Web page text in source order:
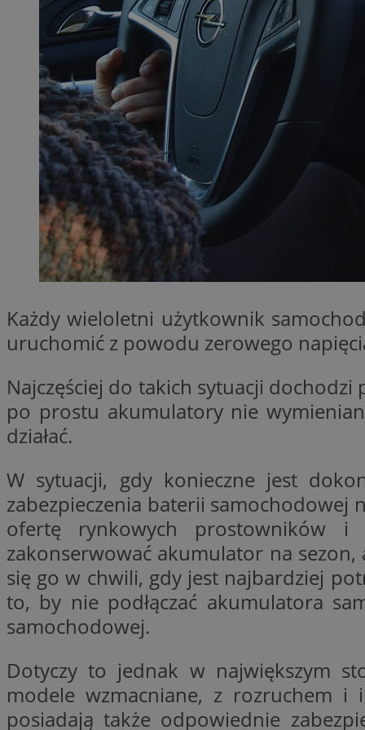
Każdy wieloletni użytkownik
uruchomić z powodu zerowego
Najczęściej do takich sytuacji
po prostu akumulatory nie
działać.
W sytuacji, gdy konieczne jest
zabezpieczenia baterii samochodowej
ofertę rynkowych prostowników i
zakonserwować akumulator na sezon,
się go w chwili, gdy jest najbardziej
to, by nie podłączać akumulatora
samochodowej.
Dotyczy to jednak w największym
modele wzmacniane, z rozruchem i
posiadają także odpowiednie
QeSessID
MvSessID
SessID
CookieScriptConsent
INGRESSCOOKIE
li_gc
Nazwa
VP
_clck
_clsk
Nazwa
pb_rtb_ev_part
__gads
openstat_gid